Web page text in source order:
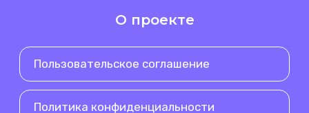
О проекте
Пользовательское соглашение
Политика конфиденциальности